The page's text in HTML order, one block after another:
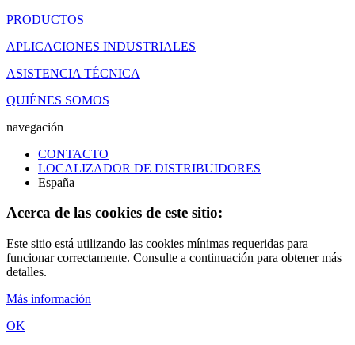
PRODUCTOS
APLICACIONES INDUSTRIALES
ASISTENCIA TÉCNICA
QUIÉNES SOMOS
navegación
CONTACTO
LOCALIZADOR DE DISTRIBUIDORES
España
Acerca de las cookies de este sitio:
Este sitio está utilizando las cookies mínimas requeridas para
funcionar correctamente. Consulte a continuación para obtener más
detalles.
Más información
OK